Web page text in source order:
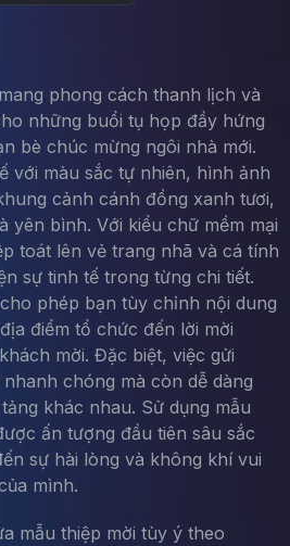
phong cách thanh lịch và
những buổi tụ họp đầy hứng
bè chúc mừng ngôi nhà mới.
với màu sắc tự nhiên, hình ảnh
cảnh cánh đồng xanh tươi,
yên bình. Với kiểu chữ mềm mại
toát lên vẻ trang nhã và cá tính
sự tinh tế trong từng chi tiết.
phép bạn tùy chỉnh nội dung
điểm tổ chức đến lời mời
mời. Đặc biệt, việc gửi
chóng mà còn dễ dàng
khác nhau. Sử dụng mẫu
ấn tượng đầu tiên sâu sắc
sự hài lòng và không khí vui
mình.
mẫu thiệp mời tùy ý theo